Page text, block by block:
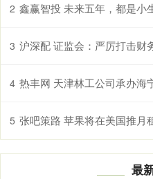
2 鑫赢智投 未来五年，都是小生
3 沪深配 证监会：严厉打击财务造假等严重损害投
4 热丰网 天津林工公司承办海宁
5 张吧策路 苹果将在美国推月租iPhone
最